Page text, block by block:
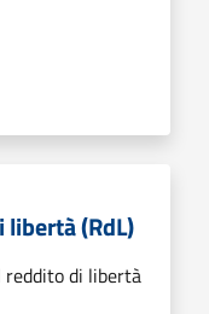
libertà (RdL)
reddito di libertà